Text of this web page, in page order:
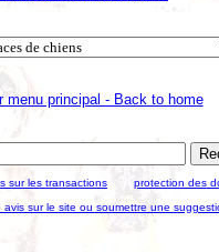
menu principal - Back to home
sur les transactions protection des
avis sur le site ou soumettre une